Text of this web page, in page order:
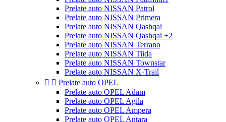
Prelate auto NISSAN Patrol
Prelate auto NISSAN Primera
Prelate auto NISSAN Qashqai
Prelate auto NISSAN Qashqai +2
Prelate auto NISSAN Terrano
Prelate auto NISSAN Tiida
Prelate auto NISSAN Townstar
Prelate auto NISSAN X-Trail
  Prelate auto OPEL
Prelate auto OPEL Adam
Prelate auto OPEL Agila
Prelate auto OPEL Ampera
Prelate auto OPEL Antara